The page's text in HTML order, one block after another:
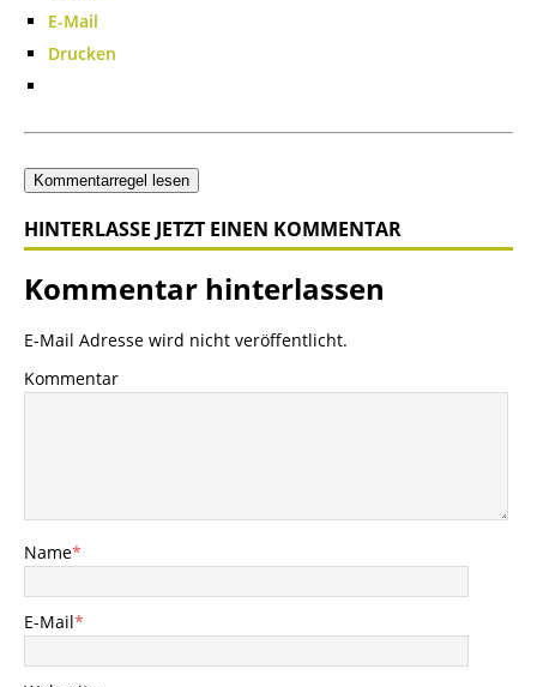
E-Mail
Drucken
Kommentarregel lesen
HINTERLASSE JETZT EINEN KOMMENTAR
Kommentar hinterlassen
E-Mail Adresse wird nicht veröffentlicht.
Kommentar
Name*
E-Mail*